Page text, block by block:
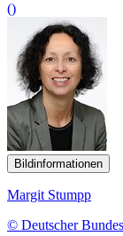
()
Bildinformationen
Margit Stumpp
© Deutscher